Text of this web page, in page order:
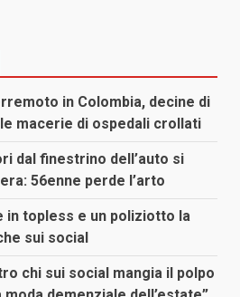
in Colombia, decine di
macerie di ospedali crollati
dal finestrino dell’auto si
56enne perde l’arto
in topless e un poliziotto la
sui social
chi sui social mangia il polpo